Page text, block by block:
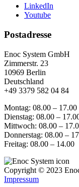
LinkedIn
Youtube
Postadresse
Enoc System GmbH
Zimmerstr. 23
10969 Berlin
Deutschland
+49 3379 582 04 84
Montag: 08.00 – 17.00
Dienstag: 08.00 –
Mittwoch: 08.00 –
Donnerstag: 08.00 –
Freitag: 08.00 – 14.00
Copyright © 2023
Impressum